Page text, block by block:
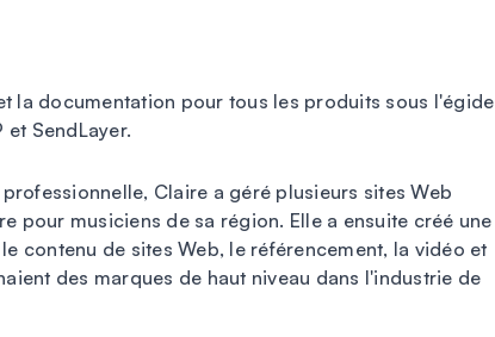
la documentation pour tous les produits sous l'égide
et SendLayer.
Claire a géré plusieurs sites Web
pour musiciens de sa région. Elle a ensuite créé une
contenu de sites Web, le référencement, la vidéo et
des marques de haut niveau dans l'industrie de